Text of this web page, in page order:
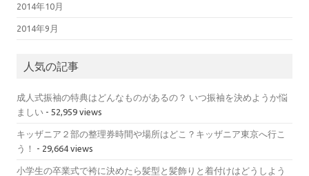
2014年10月
2014年9月
人気の記事
成人式振袖の特典はどんなものがあるの？ いつ振袖を決めようか悩
ましい - 52,959 views
キッザニア２部の整理券時間や場所はどこ？キッザニア東京へ行こ
う！
- 29,664 views
小学生の卒業式で袴に決めたら髪型と髪飾りと着付けはどうしよう